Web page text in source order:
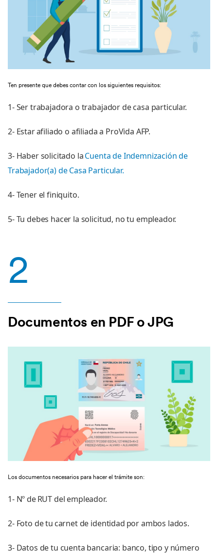
Ten presente que debes contar con los siguientes requisitos:
1- Ser trabajadora o trabajador de casa particular.
2- Estar afiliado o afiliada a ProVida AFP.
3- Haber solicitado laCuenta de Indemnización de
Trabajador(a) de Casa Particular.
4- Tener el finiquito.
5- Tu debes hacer la solicitud, no tu empleador.
2
Documentos en PDF o JPG
Los documentos necesarios para hacer el trámite son:
1- Nº de RUT del empleador.
2- Foto de tu carnet de identidad por ambos lados.
3- Datos de tu cuenta bancaria: banco, tipo y número